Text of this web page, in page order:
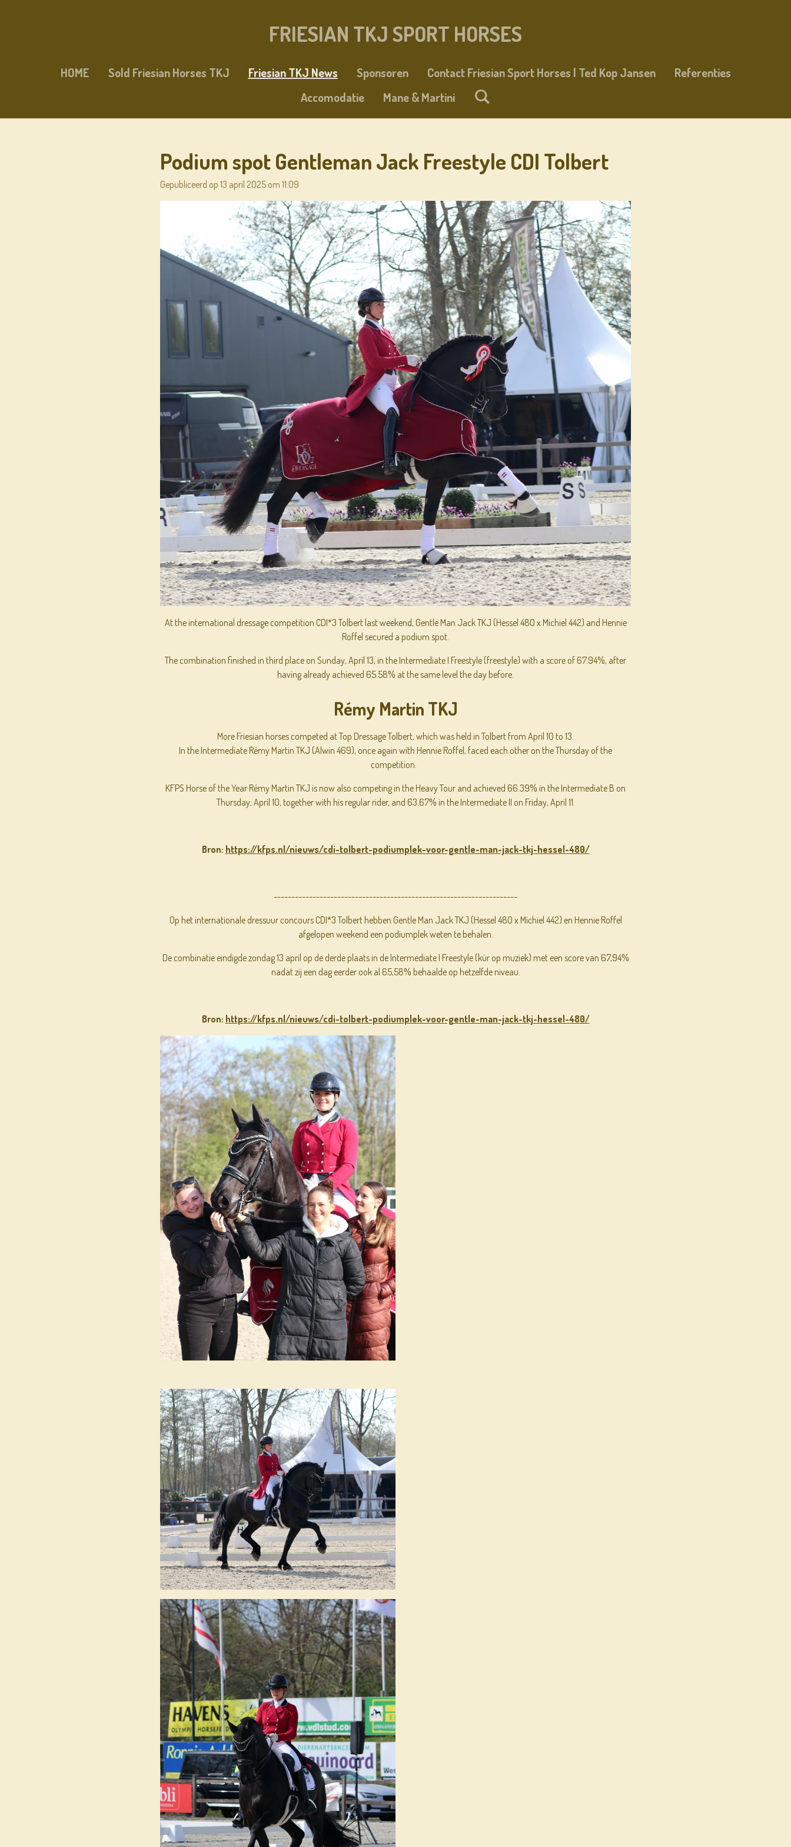
hoofdinhoud
FRIESIAN TKJ SPORT HORSES
HOME Sold Friesian Horses TKJ Friesian TKJ News Sponsoren Contact Friesian Sport Horses | Ted Kop Jansen
Referenties
Accomodatie
Mane & Martini
Podium spot Gentleman Jack Freestyle CDI Tolbert
Gepubliceerd op 13 april 2025 om 11:09
At the international dressage competition CDI*3 Tolbert last weekend, Gentle Man Jack TKJ (Hessel 480 x Michiel 442) and Hennie
Roffel secured a podium spot.
The combination finished in third place on Sunday, April 13, in the Intermediate I Freestyle (freestyle) with a score of 67.94%, after
having already achieved 65.58% at the same level the day before.
Rémy Martin TKJ
More Friesian horses competed at Top Dressage Tolbert, which was held in Tolbert from April 10 to 13.
In the Intermediate Rémy Martin TKJ (Alwin 469), once again with Hennie Roffel, faced each other on the Thursday of the
competition.
KFPS Horse of the Year Rémy Martin TKJ is now also competing in the Heavy Tour and achieved 66.39% in the Intermediate B on
Thursday, April 10, together with his regular rider, and 63.67% in the Intermediate II on Friday, April 11.
Bron: https://kfps.nl/nieuws/cdi-tolbert-podiumplek-voor-gentle-man-jack-tkj-hessel-480/
---------------------------------------------------------------------
Op het internationale dressuur concours CDI*3 Tolbert hebben Gentle Man Jack TKJ (Hessel 480 x Michiel 442) en Hennie Roffel
afgelopen weekend een podiumplek weten te behalen.
De combinatie eindigde zondag 13 april op de derde plaats in de Intermediate I Freestyle (kür op muziek) met een score van 67,94%
nadat zij een dag eerder ook al 65,58% behaalde op hetzelfde niveau.
Bron: https://kfps.nl/nieuws/cdi-tolbert-podiumplek-voor-gentle-man-jack-tkj-hessel-480/